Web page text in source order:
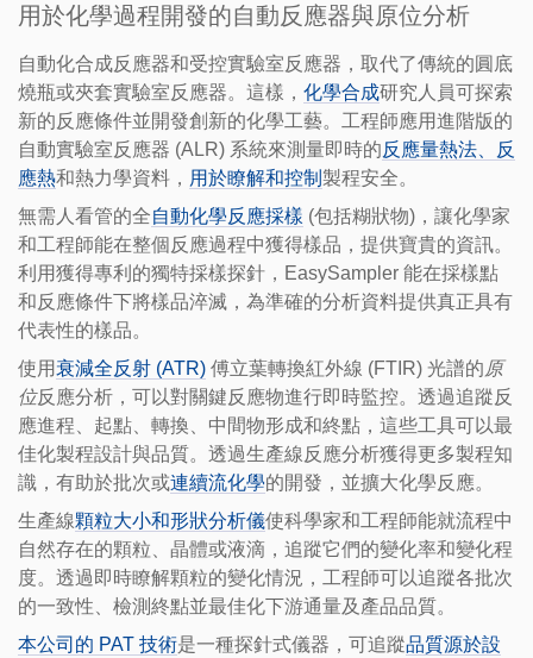
用於化學過程開發的自動反應器與原位分析
自動化合成反應器和受控實驗室反應器，取代了傳統的圓底
燒瓶或夾套實驗室反應器。這樣， 化學合成研究人員可探索
新的反應條件並開發創新的化學工藝。工程師應用進階版的
自動實驗室反應器 (ALR) 系統來測量即時的反應量熱法、
反
應熱和熱力學資料， 用於瞭解和控制 製程安全。
無需人看管的全自動化學反應採樣 (包括糊狀物)，讓化學家
和工程師能在整個反應過程中獲得樣品，提供寶貴的資訊。
利用獲得專利的獨特採樣探針，EasySampler 能在採樣點
和反應條件下將樣品淬滅，為準確的分析資料提供真正具有
代表性的樣品。
使用 衰減全反射 (ATR) 傅立葉轉換紅外線 (FTIR) 光譜的原
位反應分析，可以對關鍵反應物進行即時監控。透過追蹤反
應進程、起點、轉換、中間物形成和終點，這些工具可以最
佳化製程設計與品質。透過生產線反應分析獲得更多製程知
識，有助於批次或連續流化學的開發，並擴大化學反應。
生產線顆粒大小和形狀分析儀使科學家和工程師能就流程中
自然存在的顆粒、晶體或液滴，追蹤它們的變化率和變化程
度。透過即時瞭解顆粒的變化情況，工程師可以追蹤各批次
的一致性、檢測終點並最佳化下游通量及產品品質。
本公司的 PAT 技術是一種探針式儀器，可追蹤品質源於設